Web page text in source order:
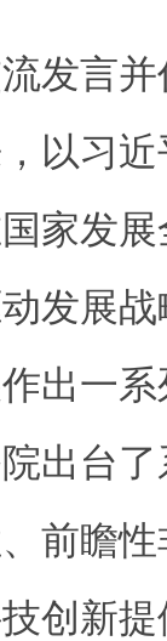
言并
以习
家发
发展
出一
出台
前瞻
创新